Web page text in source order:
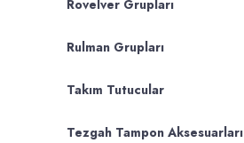
Rovelver Grupları
Rulman Grupları
Takım Tutucular
Tezgah Tampon Aksesuarları